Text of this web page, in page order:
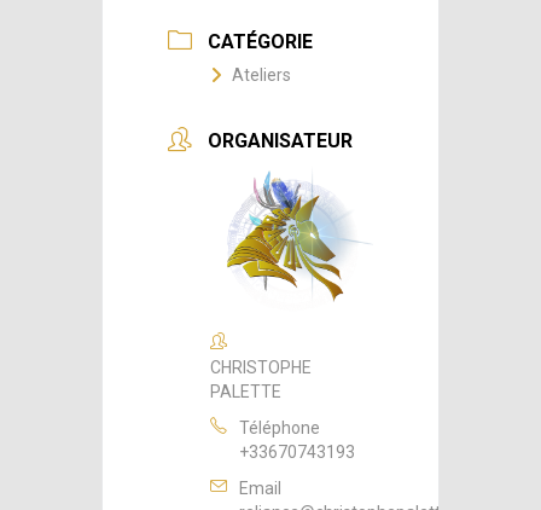
CATÉGORIE
Ateliers
ORGANISATEUR
CHRISTOPHE
PALETTE
Téléphone
+33670743193
Email